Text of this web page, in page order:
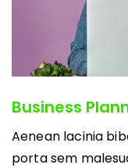
Business
Aenean lacinia
porta sem